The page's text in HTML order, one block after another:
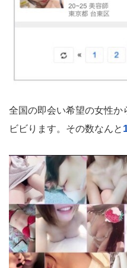
全国の即会い希望の女性か
ビビります。その数なんと